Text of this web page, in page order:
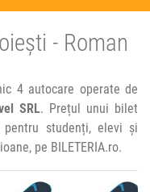
- Roman
4 autocare operate de
SRL. Prețul unui bilet
pentru studenți, elevi și
pe BILETERIA.ro.